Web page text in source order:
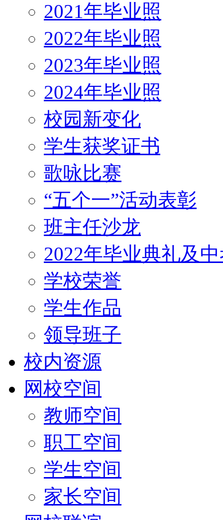
2021年毕业照
2022年毕业照
2023年毕业照
2024年毕业照
校园新变化
学生获奖证书
歌咏比赛
“五个一”活动表彰
班主任沙龙
2022年毕业典礼及
学校荣誉
学生作品
领导班子
校内资源
网校空间
教师空间
职工空间
学生空间
家长空间